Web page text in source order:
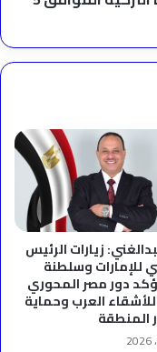
زيارات الرئيس
للإمارات وسلطنة
دور مصر المحوري
للأشقاء العرب وحماية
المنطقة